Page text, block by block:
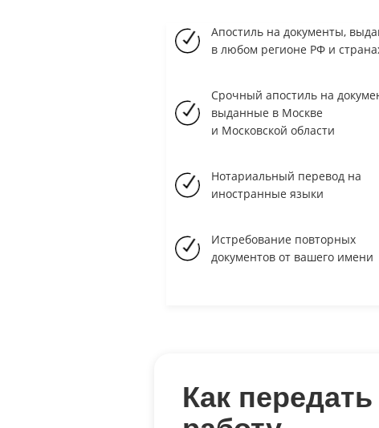
Апостиль на документы,
в любом регионе РФ и
Срочный апостиль на
выданные в Москве
и Московской области
Нотариальный перевод на
иностранные языки
Истребование повторных
документов от вашего имени
Как